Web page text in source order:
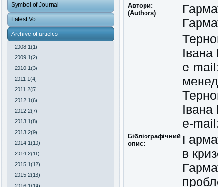
Symbol of Journal
Latest Vol.
Archive of articles
2008 1(1)
2009 1(2)
2010 1(3)
2011 1(4)
2011 2(5)
2012 1(6)
2012 2(7)
2013 1(8)
2013 2(9)
2014 1(10)
2014 2(11)
2015 1(12)
2015 2(13)
2016 1(14)
Автори:
(Authors)
e-
e-
Бібліографічний
опис:
в